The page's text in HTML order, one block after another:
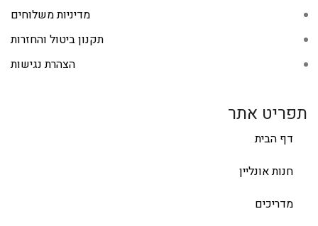
מדיניות משלוחים
תקנון ביטול והחזרות
הצהרת נגישות
תפריט אתר
דף הבית
חנות אונליין
מדריכים